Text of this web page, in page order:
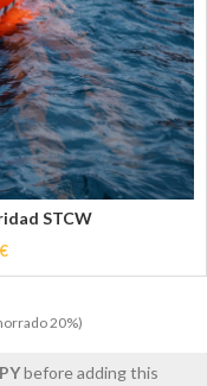
STCW
€
20%)
PYbefore adding this